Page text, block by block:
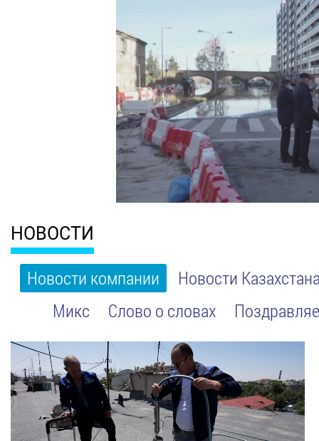
НОВОСТИ
Новости компании
Новости
Микс
Слово о словах